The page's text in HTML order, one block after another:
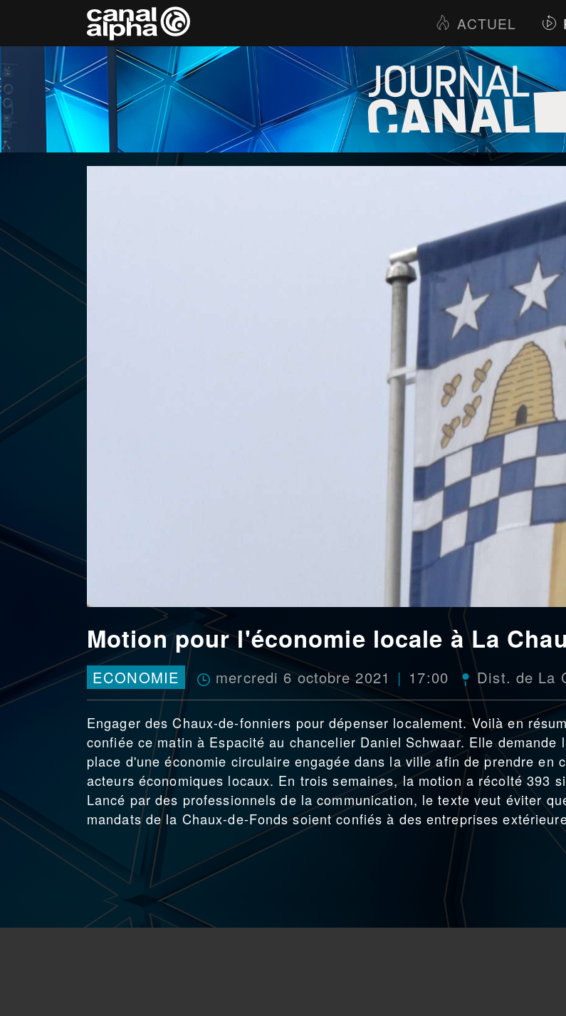
ACTUEL
Motion pour l'économie locale à La
ECONOMIE mercredi 6 octobre 2021 17:00 Dist. de La
Engager des Chaux-de-fonniers pour dépenser localement. Voilà en
confiée ce matin à Espacité au chancelier Daniel Schwaar. Elle demande
place d'une économie circulaire engagée dans la ville afin de prendre en
acteurs économiques locaux. En trois semaines, la motion a récolté 393
Lancé par des professionnels de la communication, le texte veut éviter
mandats de la Chaux-de-Fonds soient confiés à des entreprises